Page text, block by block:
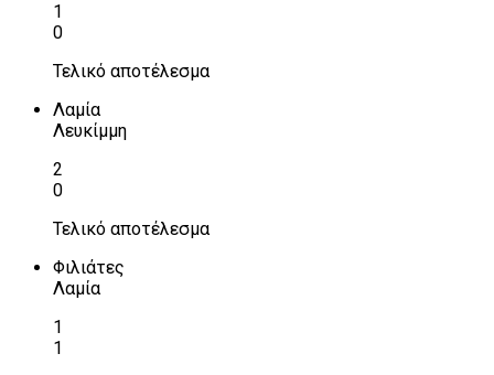
1
0
Τελικό αποτέλεσμα
Λαμία
Λευκίμμη
2
0
Τελικό αποτέλεσμα
Φιλιάτες
Λαμία
1
1